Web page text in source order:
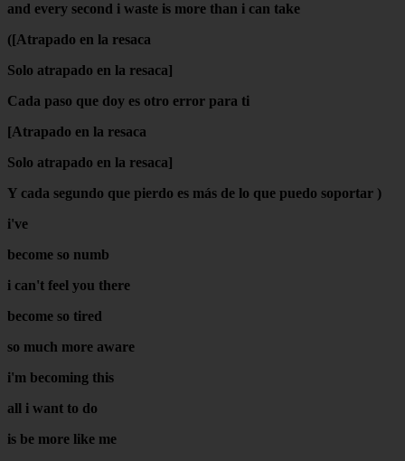
and every second i waste is more than i can take
([Atrapado en la resaca
Solo atrapado en la resaca]
Cada paso que doy es otro error para ti
[Atrapado en la resaca
Solo atrapado en la resaca]
Y cada segundo que pierdo es más de lo que puedo soportar )
i've
become so numb
i can't feel you there
become so tired
so much more aware
i'm becoming this
all i want to do
is be more like me